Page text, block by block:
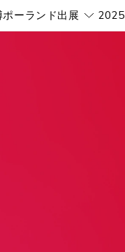
ポーランド出展